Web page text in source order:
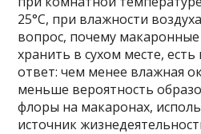
25°C, при влажности
вопрос, почему макаронные
хранить в сухом месте,
ответ: чем менее влажная
меньше вероятность
флоры на макаронах,
источник